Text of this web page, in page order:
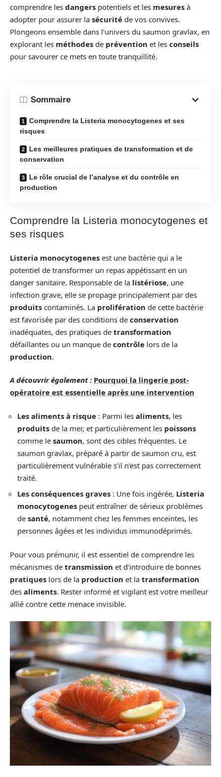
comprendre les dangers potentiels et les mesures à
adopter pour assurer la sécurité de vos convives.
Plongeons ensemble dans l’univers du saumon gravlax, en
explorant les méthodes de prévention et les conseils
pour savourer ce mets en toute tranquillité.
Sommaire
Comprendre la Listeria monocytogenes et ses
risques
Les meilleures pratiques de transformation et de
conservation
Le rôle crucial de l’analyse et du contrôle en
production
Comprendre la Listeria monocytogenes et
ses risques
Listeria monocytogenes est une bactérie qui a le
potentiel de transformer un repas appétissant en un
danger sanitaire. Responsable de la listériose, une
infection grave, elle se propage principalement par des
produits contaminés. La prolifération de cette bactérie
est favorisée par des conditions de conservation
inadéquates, des pratiques de transformation
défaillantes ou un manque de contrôle lors de la
production.
A découvrir également : Pourquoi la lingerie post-
opératoire est essentielle après une intervention
Les aliments à risque : Parmi les aliments, les
produits de la mer, et particulièrement les poissons
comme le saumon, sont des cibles fréquentes. Le
saumon gravlax, préparé à partir de saumon cru, est
particulièrement vulnérable s’il n’est pas correctement
traité.
Les conséquences graves : Une fois ingérée, Listeria
monocytogenes peut entraîner de sérieux problèmes
de santé, notamment chez les femmes enceintes, les
personnes âgées et les individus immunodéprimés.
Pour vous prémunir, il est essentiel de comprendre les
mécanismes de transmission et d’introduire de bonnes
pratiques lors de la production et la transformation
des aliments. Rester informé et vigilant est votre meilleur
allié contre cette menace invisible.